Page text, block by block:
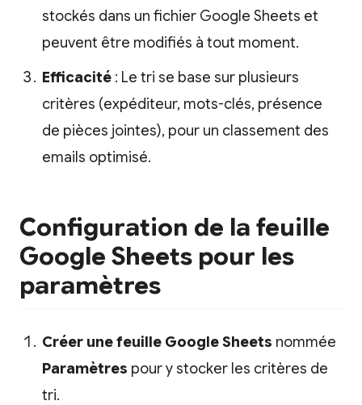
stockés dans un fichier Google Sheets et
peuvent être modifiés à tout moment.
Efficacité : Le tri se base sur plusieurs
critères (expéditeur, mots-clés, présence
de pièces jointes), pour un classement des
emails optimisé.
Configuration de la feuille
Google Sheets pour les
paramètres
Créer une feuille Google Sheets nommée
Paramètres pour y stocker les critères de
tri.